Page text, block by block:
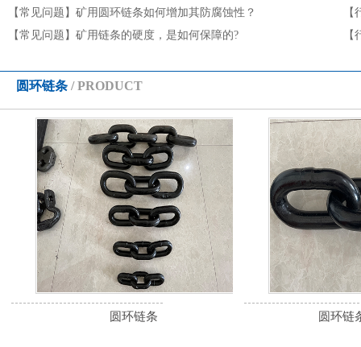
【常见问题】 矿用圆环链条如何增加其防腐蚀性？
【常见问题】 矿用链条的硬度，是如何保障的?
圆环链条 / PRODUCT
圆环链条 圆环链